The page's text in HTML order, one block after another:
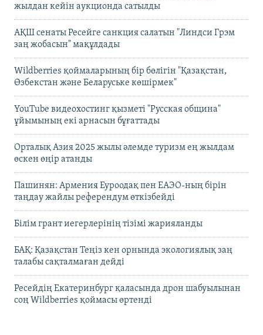
жылдан кейін аукционда сатылды
АҚШ сенаты Ресейге санкция салатын "Линдси Грэм
заң жобасын" мақұлдады
Wildberries қоймаларының бір бөлігін "Қазақстан,
Өзбекстан және Беларуське көшірмек"
YouTube видеохостинг қызметі "Русская община"
ұйымының екі арнасын бұғаттады
Орталық Азия 2025 жылы әлемде туризм ең жылдам
өскен өңір атанды
Пашинян: Армения Еуроодақ пен ЕАЭО-ның бірін
таңдау жайлы референдум өткізбейді
Білім грант иегерлерінің тізімі жарияланды
БАҚ: Қазақстан Теңіз кен орнында экологиялық заң
талабы сақталмаған дейді
Ресейдің Екатеринбург қаласында дрон шабуылынан
соң Wildberries қоймасы өртенді